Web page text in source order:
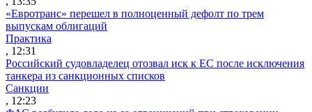
«Евротранс» перешел в полноценный дефолт по трем
выпускам облигаций
Практика
, 12:31
Российский судовладелец отозвал иск к ЕС после исключения
танкера из санкционных списков
Санкции
, 12:23